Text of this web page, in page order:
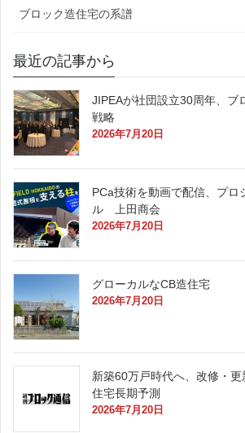
ブロック造住宅の系譜
最近の記事から
JIPEAが社団設立30周年、ブ
戦略
2026年7月20日
PCa技術を動画で配信、プロ
ル 上田商会
2026年7月20日
グローカルなCB造住宅
2026年7月20日
新築60万戸時代へ、改修・
住宅長期予測
2026年7月20日